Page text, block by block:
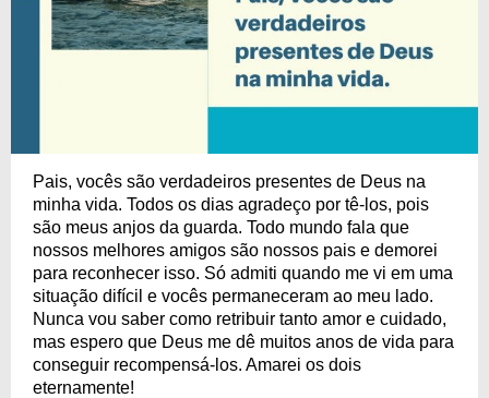
Pais, vocês são verdadeiros presentes de Deus na
minha vida. Todos os dias agradeço por tê-los, pois
são meus anjos da guarda. Todo mundo fala que
nossos melhores amigos são nossos pais e demorei
para reconhecer isso. Só admiti quando me vi em uma
situação difícil e vocês permaneceram ao meu lado.
Nunca vou saber como retribuir tanto amor e cuidado,
mas espero que Deus me dê muitos anos de vida para
conseguir recompensá-los. Amarei os dois
eternamente!